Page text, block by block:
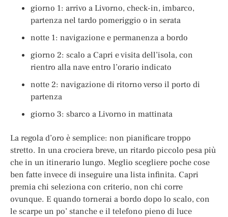
giorno 1: arrivo a Livorno, check-in, imbarco,
partenza nel tardo pomeriggio o in serata
notte 1: navigazione e permanenza a bordo
giorno 2: scalo a Capri e visita dell’isola, con
rientro alla nave entro l’orario indicato
notte 2: navigazione di ritorno verso il porto di
partenza
giorno 3: sbarco a Livorno in mattinata
La regola d’oro è semplice: non pianificare troppo
stretto. In una crociera breve, un ritardo piccolo pesa più
che in un itinerario lungo. Meglio scegliere poche cose
ben fatte invece di inseguire una lista infinita. Capri
premia chi seleziona con criterio, non chi corre
ovunque. E quando tornerai a bordo dopo lo scalo, con
le scarpe un po’ stanche e il telefono pieno di luce